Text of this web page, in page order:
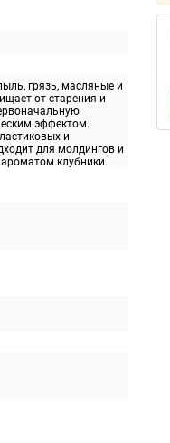
грязь, масляные и
от старения и
эффектом.
и
для молдингов и
клубники.